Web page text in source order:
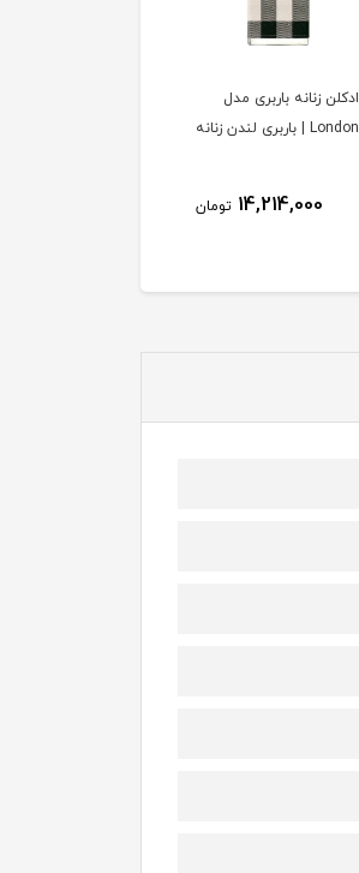
ادکلن زنانه باربری مدل
London | باربری لندن زنانه
14,214,000 تومان